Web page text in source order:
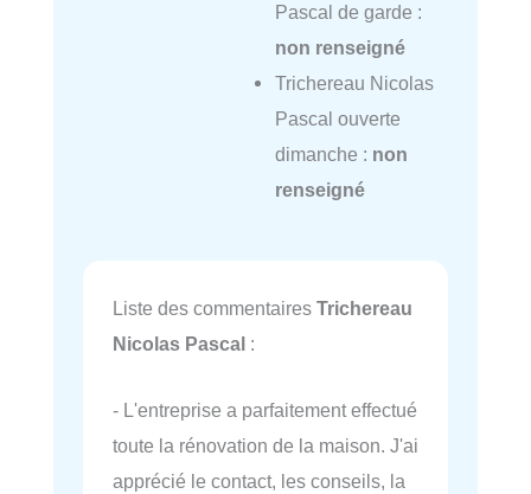
Pascal de garde :
non renseigné
Trichereau Nicolas
Pascal ouverte
dimanche : non
renseigné
Liste des commentaires Trichereau
Nicolas Pascal :
- L'entreprise a parfaitement effectué
toute la rénovation de la maison. J'ai
apprécié le contact, les conseils, la